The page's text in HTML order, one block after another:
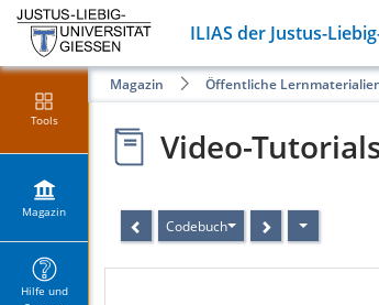
ILIAS der Justus-
Tools
Magazin
Hilfe und
Magazin Öffentliche
Video-
Codebuch